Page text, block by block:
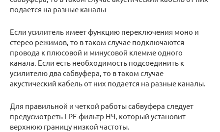
подается на разные каналы
Если усилитель имеет функцию переключения моно и
стерео режимов, то в таком случае подключаются
провода к плюсовой и минусовой клемме одного
канала. Если есть необходимость подсоединить к
усилителю два сабвуфера, то в таком случае
акустический кабель от них подается на разные каналы.
Для правильной и четкой работы сабвуфера следует
предусмотреть LPF-фильтр НЧ, который установит
верхнюю границу низкой частоты.